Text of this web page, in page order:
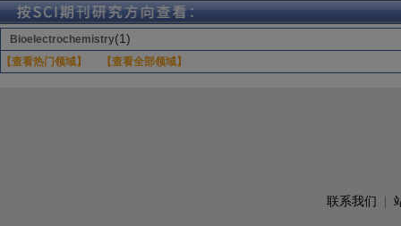
Bioelectrochemistry(1)
【查看热门领域】 【查看全部领域】
联系我们